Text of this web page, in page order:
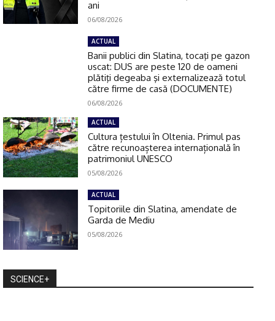
ani
06/08/2026
ACTUAL
Banii publici din Slatina, tocaţi pe gazon
uscat: DUS are peste 120 de oameni
plătiţi degeaba şi externalizează totul
către firme de casă (DOCUMENTE)
06/08/2026
ACTUAL
Cultura țestului în Oltenia. Primul pas
către recunoașterea internațională în
patrimoniul UNESCO
05/08/2026
ACTUAL
Topitoriile din Slatina, amendate de
Garda de Mediu
05/08/2026
SCIENCE+